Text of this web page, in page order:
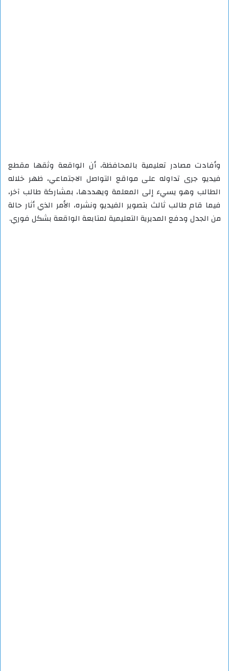
وأفادت مصادر تعليمية بالمحافظة، أن الواقعة وثقها مقطع
فيديو جرى تداوله على مواقع التواصل الاجتماعي، ظهر خلاله
الطالب وهو يسيء إلى المعلمة ويهددها، بمشاركة طالب آخر،
فيما قام طالب ثالث بتصوير الفيديو ونشره، الأمر الذي أثار حالة
من الجدل ودفع المديرية التعليمية لمتابعة الواقعة بشكل فوري.